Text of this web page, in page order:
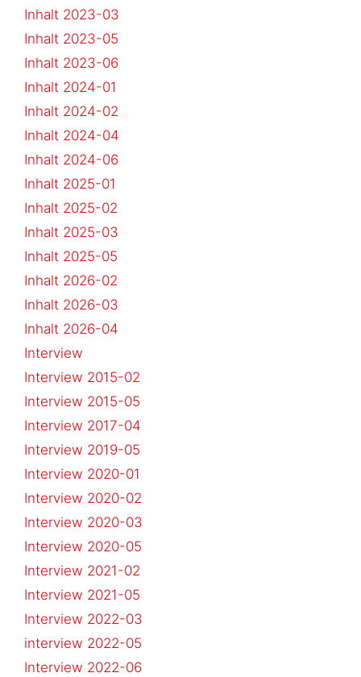
Inhalt 2023-03
Inhalt 2023-05
Inhalt 2023-06
Inhalt 2024-01
Inhalt 2024-02
Inhalt 2024-04
Inhalt 2024-06
Inhalt 2025-01
Inhalt 2025-02
Inhalt 2025-03
Inhalt 2025-05
Inhalt 2026-02
Inhalt 2026-03
Inhalt 2026-04
Interview
Interview 2015-02
Interview 2015-05
Interview 2017-04
Interview 2019-05
Interview 2020-01
Interview 2020-02
Interview 2020-03
Interview 2020-05
Interview 2021-02
Interview 2021-05
Interview 2022-03
interview 2022-05
Interview 2022-06